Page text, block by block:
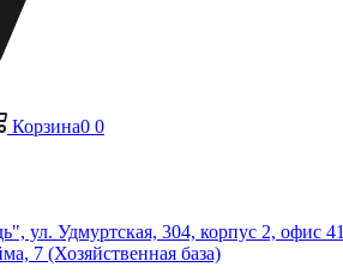
Корзина0 0
ул. Удмуртская, 304, корпус 2, офис 41
7 (Хозяйственная база)